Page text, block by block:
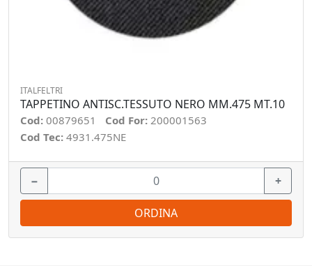
ITALFELTRI
TAPPETINO ANTISC.TESSUTO NERO MM.475 MT.10
Cod: 00879651 Cod For: 200001563
Cod Tec: 4931.475NE
− +
ORDINA